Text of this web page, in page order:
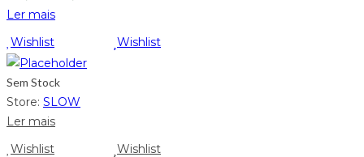
Ler mais
Wishlist
Wishlist
Sem Stock
Store: SLOW
Ler mais
Wishlist
Wishlist